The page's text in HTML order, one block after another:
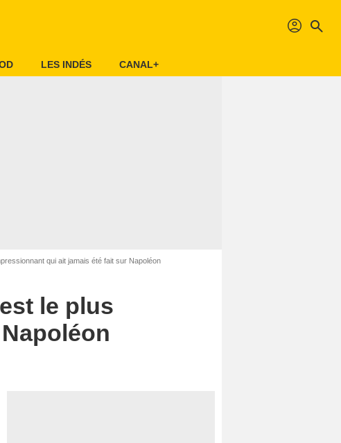
profil search
LES INDÉS CANAL+
qui ait jamais été fait sur Napoléon
le plus